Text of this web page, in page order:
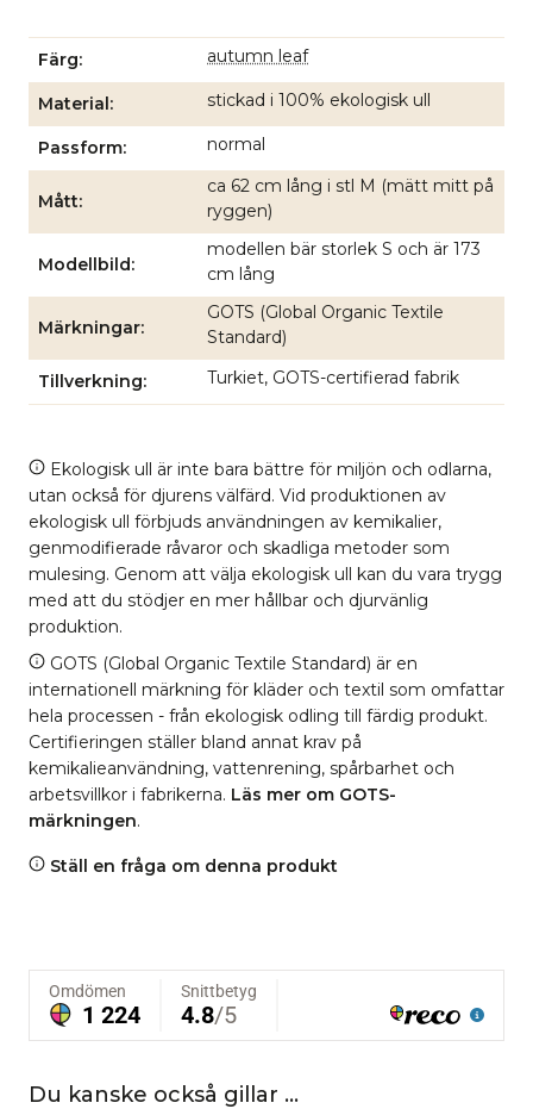
Färg autumn leaf
Material stickad i 100% ekologisk ull
Passform normal
Mått
ca 62 cm lång i stl M (mätt mitt på
ryggen)
Modellbild
modellen bär storlek S och är 173
cm lång
Märkningar
GOTS (Global Organic Textile
Standard)
Tillverkning Turkiet, GOTS-certifierad fabrik
Ekologisk ull är inte bara bättre för miljön och odlarna,
utan också för djurens välfärd. Vid produktionen av
ekologisk ull förbjuds användningen av kemikalier,
genmodifierade råvaror och skadliga metoder som
mulesing. Genom att välja ekologisk ull kan du vara trygg
med att du stödjer en mer hållbar och djurvänlig
produktion.
GOTS (Global Organic Textile Standard) är en
internationell märkning för kläder och textil som omfattar
hela processen - från ekologisk odling till färdig produkt.
Certifieringen ställer bland annat krav på
kemikalieanvändning, vattenrening, spårbarhet och
arbetsvillkor i fabrikerna. Läs mer om GOTS-
märkningen.
Ställ en fråga om denna produkt
Du kanske också gillar …